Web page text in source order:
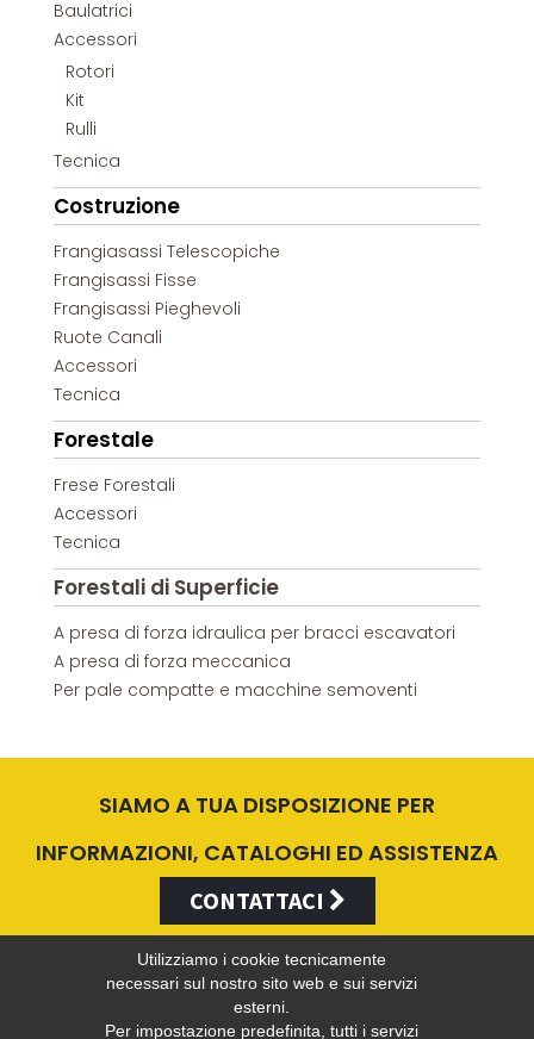
Baulatrici
Accessori
Rotori
Kit
Rulli
Tecnica
Costruzione
Frangiasassi Telescopiche
Frangisassi Fisse
Frangisassi Pieghevoli
Ruote Canali
Accessori
Tecnica
Forestale
Frese Forestali
Accessori
Tecnica
Forestali di Superficie
A presa di forza idraulica per bracci escavatori
A presa di forza meccanica
Per pale compatte e macchine semoventi
SIAMO A TUA DISPOSIZIONE PER
INFORMAZIONI, CATALOGHI ED ASSISTENZA
CONTATTACI
Valentini Antonio s.r.l.
Utilizziamo i cookie tecnicamente
necessari sul nostro sito web e sui servizi
esterni.
Per impostazione predefinita, tutti i servizi